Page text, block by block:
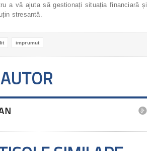
a vă ajuta să gestionați situația financiară și
stresantă.
imprumut
